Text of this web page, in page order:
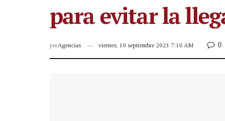
para evitar la
porAgencias viernes, 10 septiembre 2021 7:10 AM 0